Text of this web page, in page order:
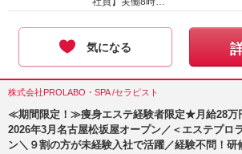
気になる
株式会社PROLABO・SPA /セラピスト
≪期間限定！≫痩身エステ経験者限定★月給28万
2026年3月名古屋松坂屋オープン／＜エステプロ
ン＼９割の方が未経験入社で活躍／経験不問！研